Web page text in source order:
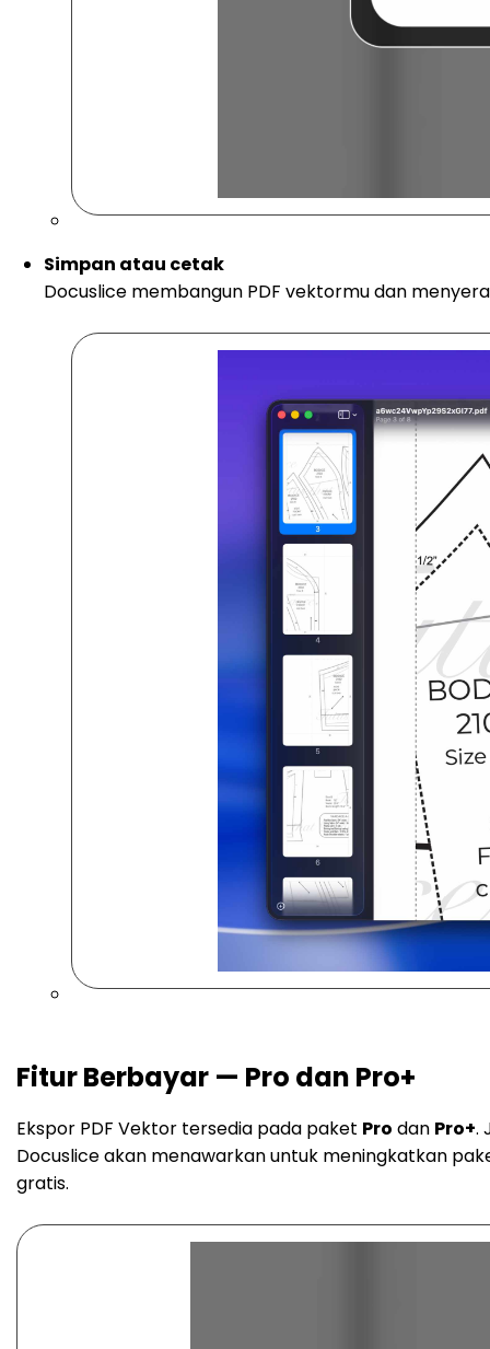
Simpan atau cetak
Docuslice membangun PDF vektormu dan
Fitur Berbayar — Pro dan Pro+
Ekspor PDF Vektor tersedia pada paket Pro dan Pro+.
Docuslice akan menawarkan untuk meningkatkan
gratis.